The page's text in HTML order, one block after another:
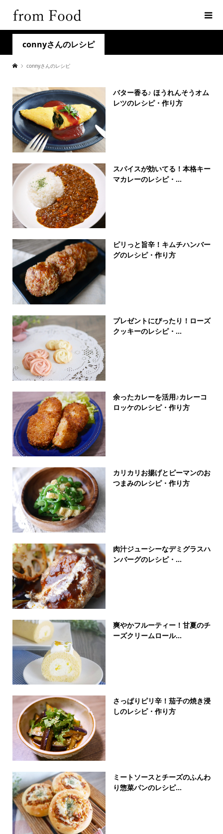
connyさんのレシピ
connyさんのレシピ
バター香る♪ ほうれんそうオム
レツのレシピ・作り方
スパイスが効いてる！本格キー
マカレーのレシピ・...
ピリっと旨辛！キムチハンバー
グのレシピ・作り方
プレゼントにぴったり！ローズ
クッキーのレシピ・...
余ったカレーを活用♪カレーコ
ロッケのレシピ・作り方
カリカリお揚げとピーマンのお
つまみのレシピ・作り方
肉汁ジューシーなデミグラスハ
ンバーグのレシピ・...
爽やかフルーティー！甘夏のチ
ーズクリームロール...
さっぱりピリ辛！茄子の焼き浸
しのレシピ・作り方
ミートソースとチーズのふんわ
り惣菜パンのレシピ...